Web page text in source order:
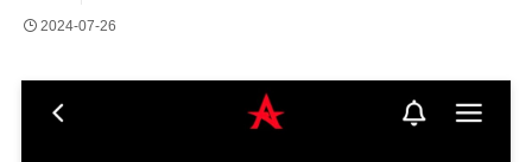
2024-07-26